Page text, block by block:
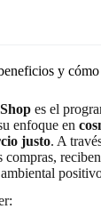
y cómo
es el
enfoque en
justo. A
compras,